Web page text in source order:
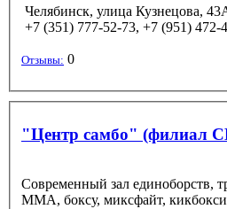
Челябинск, улица Кузнецова,
+7 (351) 777-52-73, +7 (951) 472-
Отзывы: 0
"Центр самбо" (филиал
Современный зал единоборств,
ММА, боксу, миксфайт,